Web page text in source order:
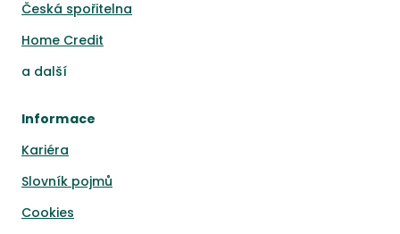
Česká spořitelna
Home Credit
a další
Informace
Kariéra
Slovník pojmů
Cookies